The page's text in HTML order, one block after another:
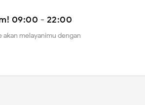
09:00 - 22:00
melayanimu dengan